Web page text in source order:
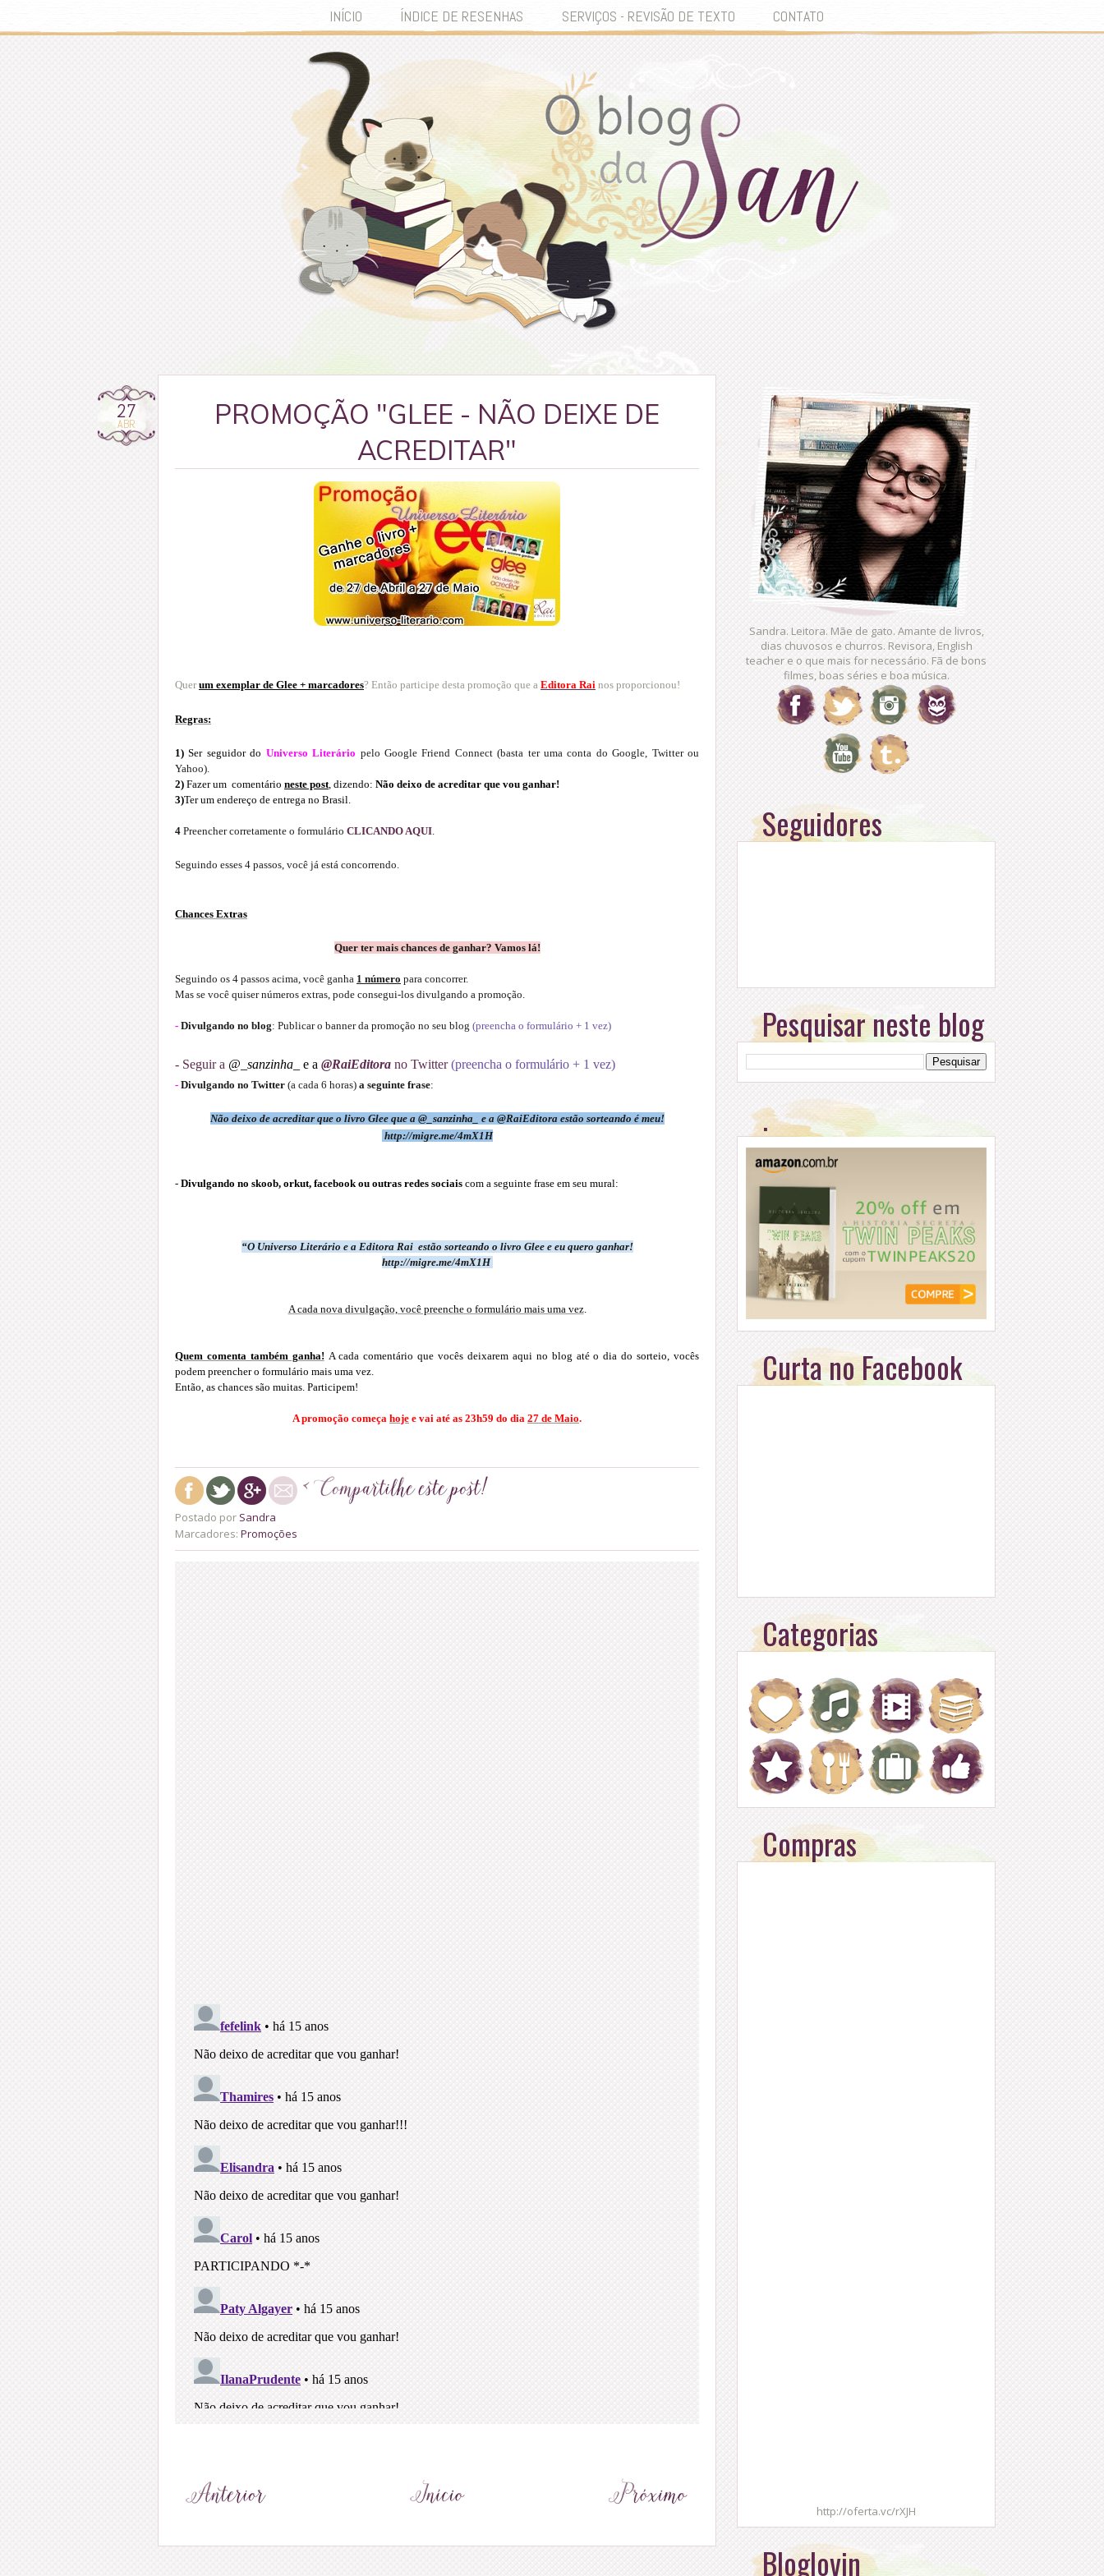
INÍCIO ÍNDICE DE RESENHAS SERVIÇOS - REVISÃO DE TEXTO CONTATO
27
ABR
PROMOÇÃO "GLEE - NÃO DEIXE DE
ACREDITAR"
Querum exemplar de Glee + marcadores? Então participe desta promoção que a Editora Rai nos proporcionou!
Regras:
1)Ser seguidor do Universo Literário pelo Google Friend Connect (basta ter uma conta do Google, Twitter ou
Yahoo).
2) Fazer um comentário neste post , dizendo: Não deixo de acreditar que vou ganhar!
3)Ter um endereço de entrega no Brasil.
4 Preencher corretamente o formulário CLICANDO AQUI
Seguindo esses 4 passos, você já está concorrendo.
Chances Extras
Quer ter mais chances de ganhar? Vamos lá!
Seguindo os 4 passos acima, você ganha 1 número para concorrer.
Mas se você quiser números extras, pode consegui-los divulgando a promoção.
- Divulgando no blog: Publicar o banner da promoção no seu blog (preencha o formulário + 1 vez)
- Seguir a @_sanzinha_ e a @RaiEditora no Twitter (preencha o formulário + 1 vez)
- Divulgando no Twitter (a cada 6 horas) a seguinte frase:
Não deixo de acreditar que o livro Glee que a @_sanzinha_ e a @RaiEditora estão sorteando é meu!
http://migre.me/4mX1H
- Divulgando no skoob, orkut, facebook ou outras redes sociais com a seguinte frase em seu mural:
“O Universo Literário e a Editora Rai estão sorteando o livro Glee e eu quero ganhar!
http://migre.me/4mX1H
A cada nova divulgação, você preenche o formulário mais uma vez.
Quem comenta também ganha! A cada comentário que vocês deixarem aqui no blog até o dia do sorteio, vocês
podem preencher o formulário mais uma vez.
Então, as chances são muitas. Participem!
A promoção começa hoje e vai até as 23h59 do dia 27 de Maio.
Postado por Sandra
Marcadores: Promoções
Sandra. Leitora. Mãe de gato. Amante de livros,
dias chuvosos e churros. Revisora, English
teacher e o que mais for necessário. Fã de bons
filmes, boas séries e boa música.
Seguidores
Pesquisar neste blog
.
Curta no Facebook
Categorias
Compras
http://oferta.vc/rXJH
Bloglovin